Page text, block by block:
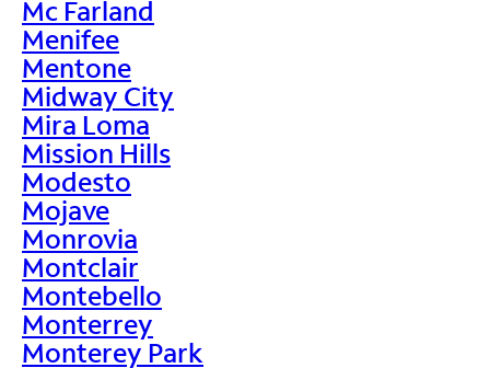
Mc Farland
Menifee
Mentone
Midway City
Mira Loma
Mission Hills
Modesto
Mojave
Monrovia
Montclair
Montebello
Monterrey
Monterey Park